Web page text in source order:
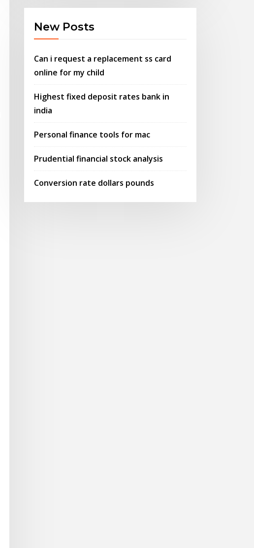
New Posts
Can i request a replacement ss card
online for my child
Highest fixed deposit rates bank in
india
Personal finance tools for mac
Prudential financial stock analysis
Conversion rate dollars pounds